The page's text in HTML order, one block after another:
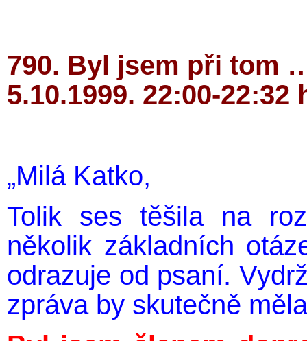
790. Byl jsem při tom
5.10.1999. 22:00-22:32
„Milá Katko,
Tolik ses těšila na
několik základních
odrazuje od psaní.
zpráva by skutečně